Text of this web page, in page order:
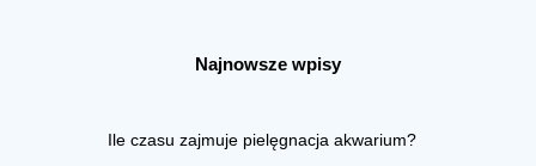
Najnowsze wpisy
Ile czasu zajmuje pielęgnacja akwarium?